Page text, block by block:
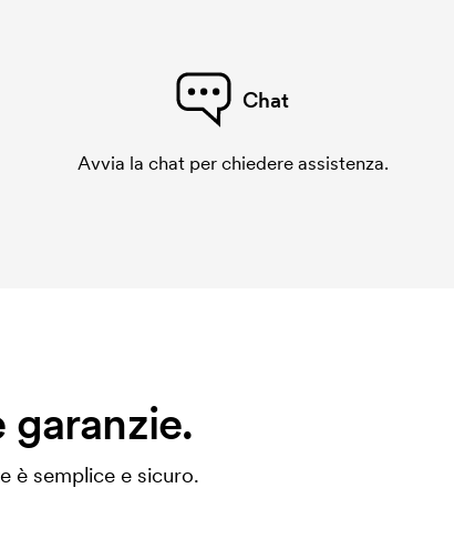
Chat
Avvia la chat per chiedere assistenza.
garanzie.
è semplice e sicuro.